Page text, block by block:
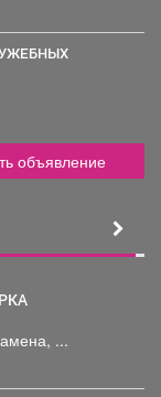
объявление
...